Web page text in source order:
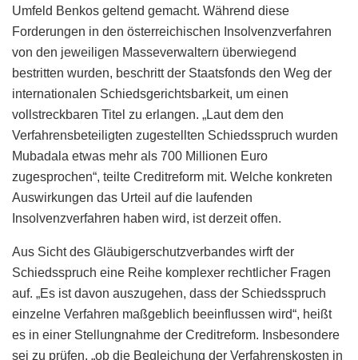
Umfeld Benkos geltend gemacht. Während diese
Forderungen in den österreichischen Insolvenzverfahren
von den jeweiligen Masseverwaltern überwiegend
bestritten wurden, beschritt der Staatsfonds den Weg der
internationalen Schiedsgerichtsbarkeit, um einen
vollstreckbaren Titel zu erlangen. „Laut dem den
Verfahrensbeteiligten zugestellten Schiedsspruch wurden
Mubadala etwas mehr als 700 Millionen Euro
zugesprochen“, teilte Creditreform mit. Welche konkreten
Auswirkungen das Urteil auf die laufenden
Insolvenzverfahren haben wird, ist derzeit offen.
Aus Sicht des Gläubigerschutzverbandes wirft der
Schiedsspruch eine Reihe komplexer rechtlicher Fragen
auf. „Es ist davon auszugehen, dass der Schiedsspruch
einzelne Verfahren maßgeblich beeinflussen wird“, heißt
es in einer Stellungnahme der Creditreform. Insbesondere
sei zu prüfen, „ob die Begleichung der Verfahrenskosten in